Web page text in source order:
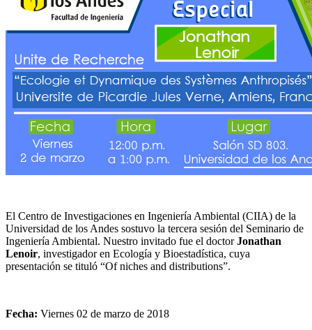
El Centro de Investigaciones en Ingeniería Ambiental (CIIA) de la
Universidad de los Andes sostuvo la tercera sesión del Seminario de
Ingeniería Ambiental. Nuestro invitado fue el doctorJonathan
Lenoir, investigador en Ecología y Bioestadística, cuya
presentación se tituló “Of niches and distributions”.
Fecha: Viernes 02 de marzo de 2018